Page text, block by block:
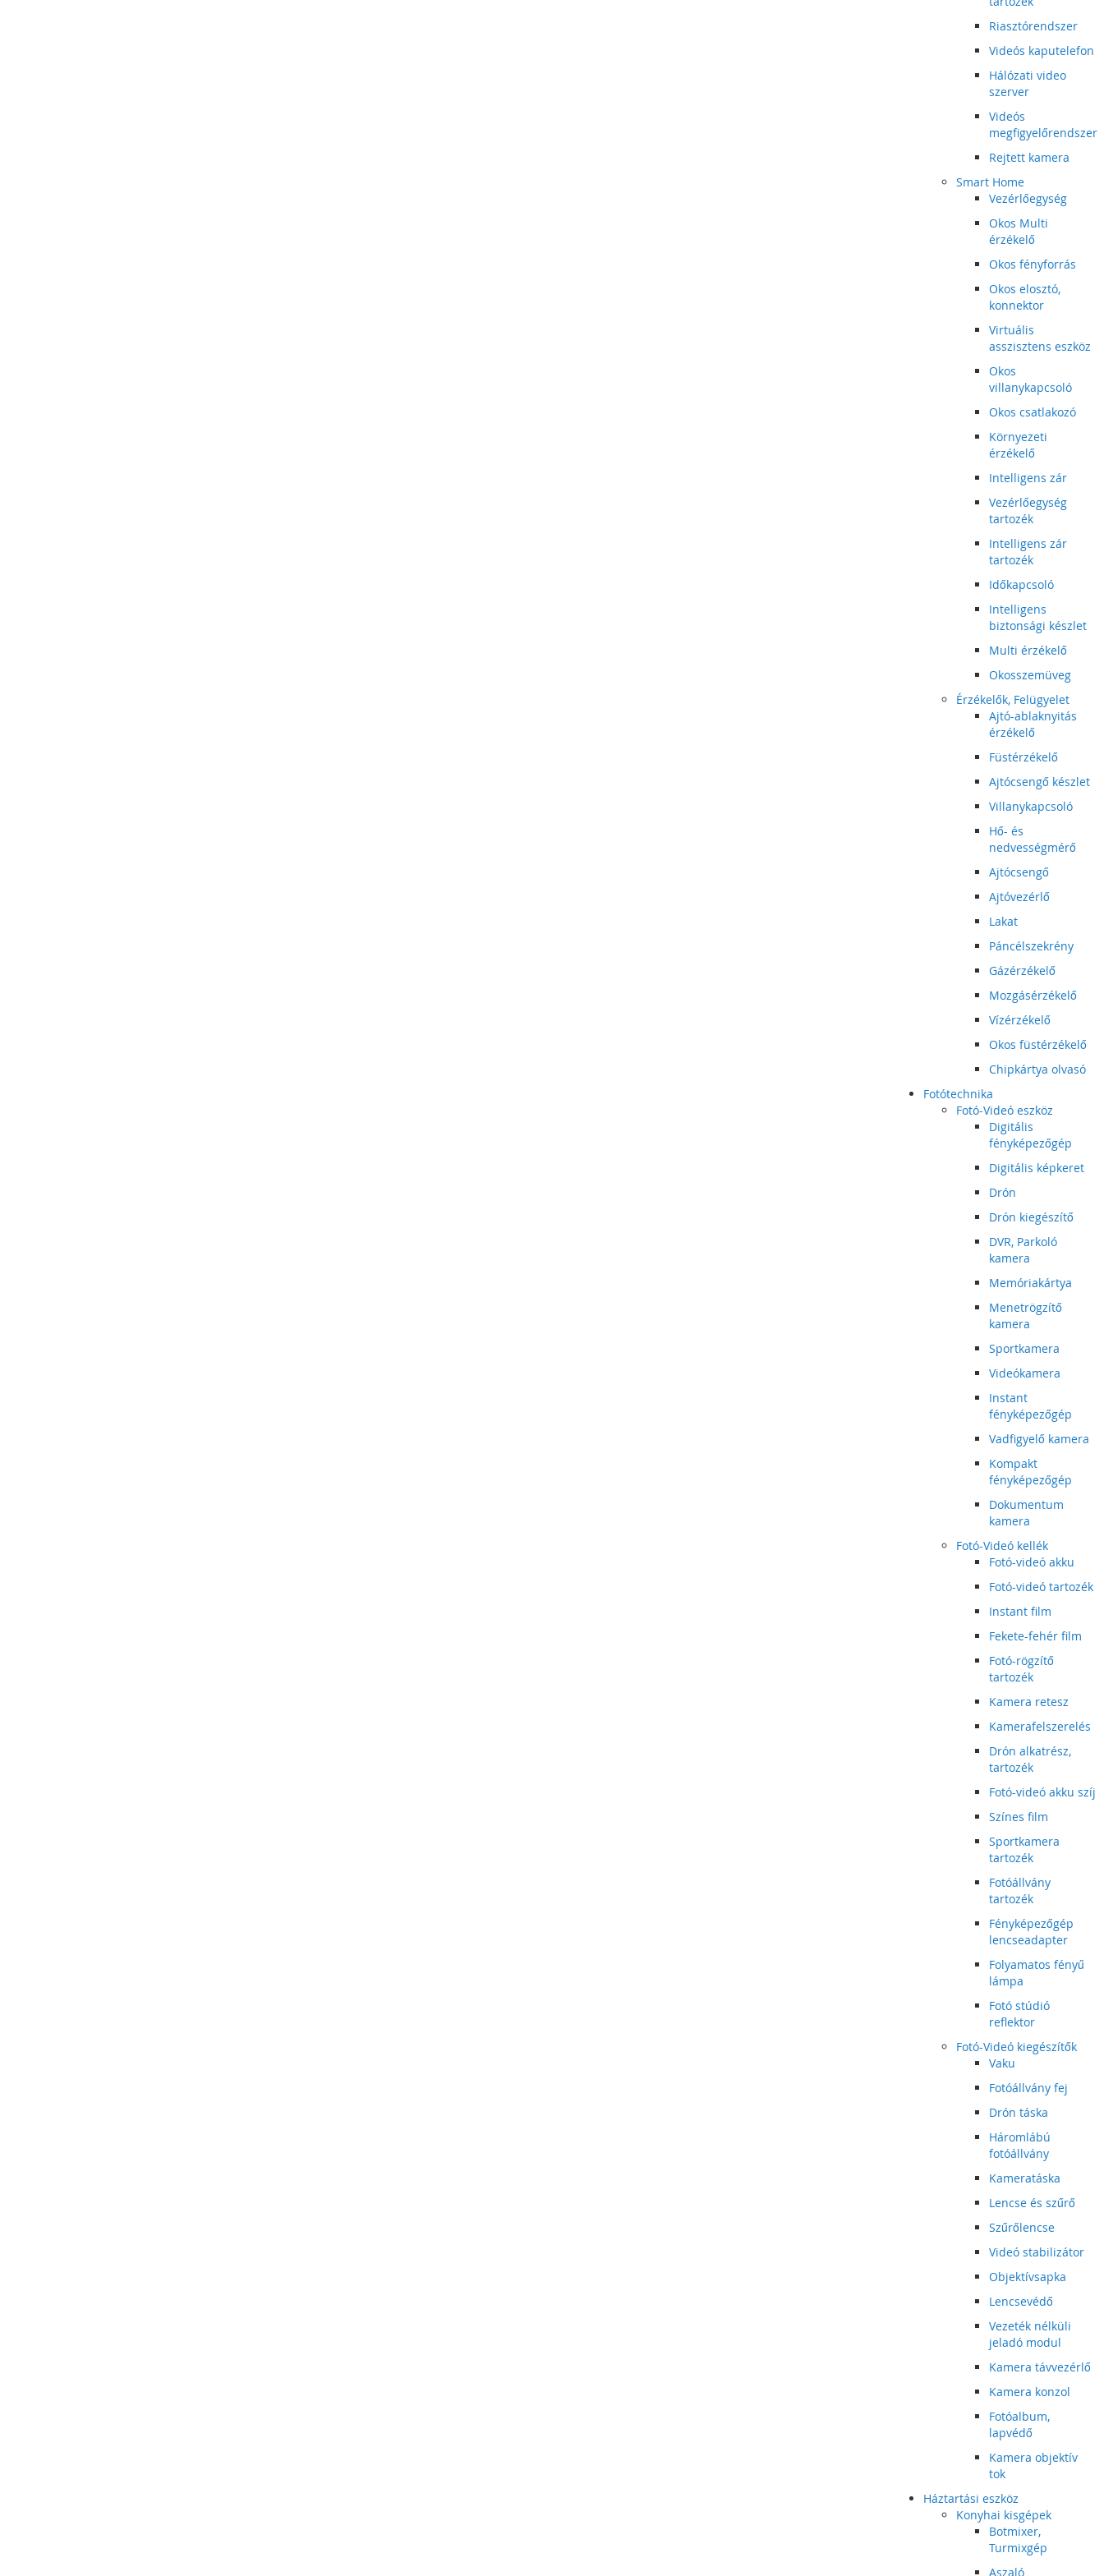
Riasztórendszer
Videós kaputelefon
Hálózati video
szerver
Videós
megfigyelőrendszer
Rejtett kamera
Smart Home
Vezérlőegység
Okos Multi
érzékelő
Okos fényforrás
Okos elosztó,
konnektor
Virtuális
asszisztens eszköz
Okos
villanykapcsoló
Okos csatlakozó
Környezeti
érzékelő
Intelligens zár
Vezérlőegység
tartozék
Intelligens zár
tartozék
Időkapcsoló
Intelligens
biztonsági készlet
Multi érzékelő
Okosszemüveg
Érzékelők, Felügyelet
Ajtó-ablaknyitás
érzékelő
Füstérzékelő
Ajtócsengő készlet
Villanykapcsoló
Hő- és
nedvességmérő
Ajtócsengő
Ajtóvezérlő
Lakat
Páncélszekrény
Gázérzékelő
Mozgásérzékelő
Vízérzékelő
Okos füstérzékelő
Chipkártya olvasó
Fotótechnika
Fotó-Videó eszköz
Digitális
fényképezőgép
Digitális képkeret
Drón
Drón kiegészítő
DVR, Parkoló
kamera
Memóriakártya
Menetrögzítő
kamera
Sportkamera
Videókamera
Instant
fényképezőgép
Vadfigyelő kamera
Kompakt
fényképezőgép
Dokumentum
kamera
Fotó-Videó kellék
Fotó-videó akku
Fotó-videó tartozék
Instant film
Fekete-fehér film
Fotó-rögzítő
tartozék
Kamera retesz
Kamerafelszerelés
Drón alkatrész,
tartozék
Fotó-videó akku szíj
Színes film
Sportkamera
tartozék
Fotóállvány
tartozék
Fényképezőgép
lencseadapter
Folyamatos fényű
lámpa
Fotó stúdió
reflektor
Fotó-Videó kiegészítők
Vaku
Fotóállvány fej
Drón táska
Háromlábú
fotóállvány
Kameratáska
Lencse és szűrő
Szűrőlencse
Videó stabilizátor
Objektívsapka
Lencsevédő
Vezeték nélküli
jeladó modul
Kamera távvezérlő
Kamera konzol
Fotóalbum,
lapvédő
Kamera objektív
tok
Háztartási eszköz
Konyhai kisgépek
Botmixer,
Turmixgép
Aszaló